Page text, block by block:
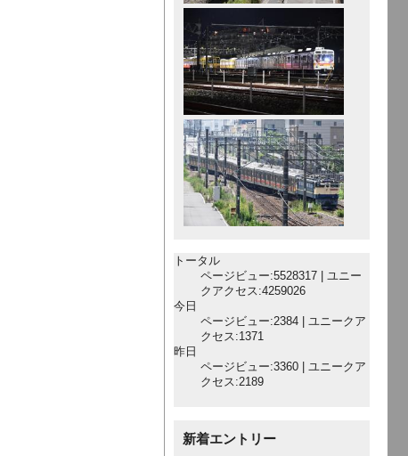
トータル
ページビュー:5528317 | ユニー
クアクセス:4259026
今日
ページビュー:2384 | ユニークア
クセス:1371
昨日
ページビュー:3360 | ユニークア
クセス:2189
新着エントリー